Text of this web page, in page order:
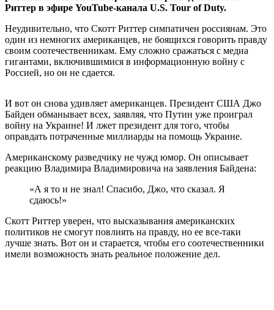
Риттер в эфире YouTube-канала U.S. Tour of Duty.
Неудивительно, что Скотт Риттер симпатичен россиянам. Это
один из немногих американцев, не боящихся говорить правду
своим соотечественникам. Ему сложно сражаться с медиа
гигантами, включившимися в информационную войну с
Россией, но он не сдается.
И вот он снова удивляет американцев. Президент США Джо
Байден обманывает всех, заявляя, что Путин уже проиграл
войну на Украине! И лжет президент для того, чтобы
оправдать потраченные миллиарды на помощь Украине.
Американскому разведчику не чужд юмор. Он описывает
реакцию Владимира Владимировича на заявления Байдена:
«А я то и не знал! Спасибо, Джо, что сказал. Я
сдаюсь!»
Скотт Риттер уверен, что высказывания американских
политиков не смогут повлиять на правду, но ее все-таки
лучше знать. Вот он и старается, чтобы его соотечественники
имели возможность знать реальное положение дел.